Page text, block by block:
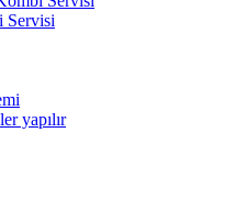
Servisi
yapılır